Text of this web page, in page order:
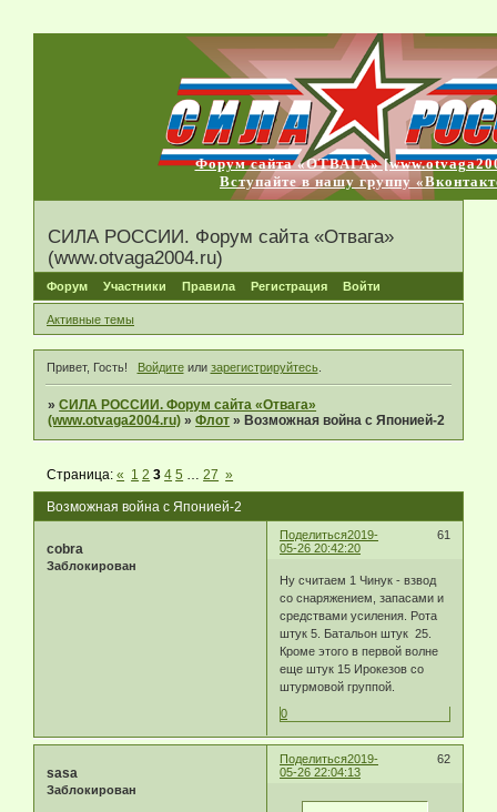
Форум сайта «ОТВАГА»
Вступайте в нашу группу
СИЛА РОССИИ. Форум сайта «Отвага»
(www.otvaga2004.ru)
Форум Участники Правила Регистрация Войти
Активные темы
Привет, Гость! Войдитеили зарегистрируйтесь.
»СИЛА РОССИИ. Форум сайта «Отвага»
(www.otvaga2004.ru) »Флот » Возможная война с Японией-2
Возможная война с Японией-2
Страница:« 1 2 3 4 5 27 »
Поделиться 61
2019-
05-26 20:42:20
cobra
Заблокирован
Ну считаем 1 Чинук - взвод
со снаряжением, запасами и
средствами усиления. Рота
штук 5. Батальон штук 25.
Кроме этого в первой волне
еще штук 15 Ирокезов со
штурмовой группой.
0
Поделиться 62
2019-
05-26 22:04:13
sasa
Заблокирован